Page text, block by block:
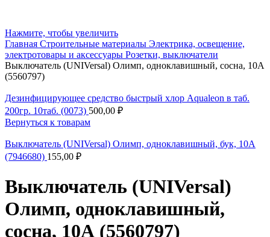
Нажмите, чтобы увеличить
Главная Строительные материалы Электрика, освещение,
электротовары и аксессуары Розетки, выключатели
Выключатель (UNIVersal) Олимп, одноклавишный, сосна, 10А
(5560797)
Дезинфицирующее средство быстрый хлор Aqualeon в таб.
200гр. 10таб. (0073) 500,00 ₽
Вернуться к товарам
Выключатель (UNIVersal) Олимп, одноклавишный, бук, 10А
(7946680) 155,00 ₽
Выключатель (UNIVersal)
Олимп, одноклавишный,
сосна, 10А (5560797)